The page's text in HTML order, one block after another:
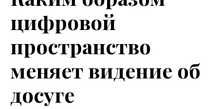
цифровой
пространство
меняет видение об
досуге